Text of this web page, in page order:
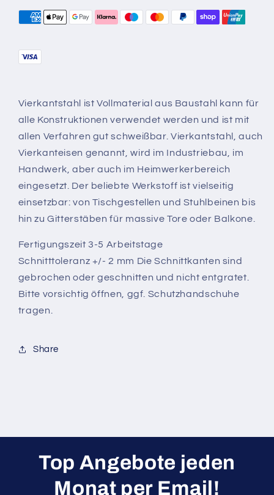
Vierkantstahl ist Vollmaterial aus Baustahl kann für
alle Konstruktionen verwendet werden und ist mit
allen Verfahren gut schweißbar. Vierkantstahl, auch
Vierkanteisen genannt, wird im Industriebau, im
Handwerk, aber auch im Heimwerkerbereich
eingesetzt. Der beliebte Werkstoff ist vielseitig
einsetzbar: von Tischgestellen und Stuhlbeinen bis
hin zu Gitterstäben für massive Tore oder Balkone.
Fertigungszeit 3-5 Arbeitstage
Schnitttoleranz +/- 2 mm Die Schnittkanten sind
gebrochen oder geschnitten und nicht entgratet.
Bitte vorsichtig öffnen, ggf. Schutzhandschuhe
tragen.
Share
Top Angebote jeden
Monat per Email!